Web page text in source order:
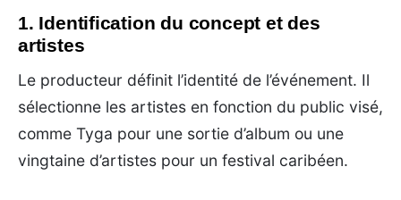
1. Identification du concept et des
artistes
Le producteur définit l’identité de l’événement. Il
sélectionne les artistes en fonction du public visé,
comme Tyga pour une sortie d’album ou une
vingtaine d’artistes pour un festival caribéen.